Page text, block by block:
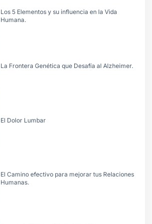
Los 5 Elementos y su influencia en la Vida
Humana.
La Frontera Genética que Desafía al Alzheimer.
El Dolor Lumbar
El Camino efectivo para mejorar tus Relaciones
Humanas.